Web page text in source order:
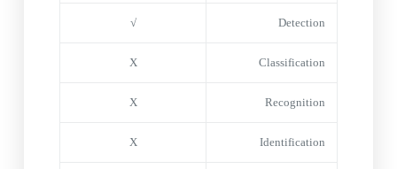
Detection
√
Classification
X
Recognition
X
Identification
X